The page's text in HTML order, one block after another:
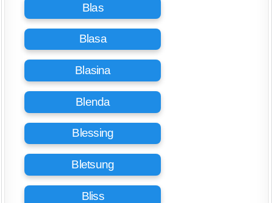
Blas
Blasa
Blasina
Blenda
Blessing
Bletsung
Bliss